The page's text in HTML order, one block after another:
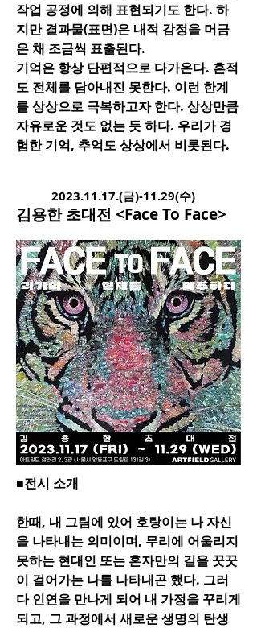
작업 공정에 의해 표현되기도 한다. 하
지만 결과물(표면)은 내적 감정을 머금
은 채 조금씩 표출된다.
기억은 항상 단편적으로 다가온다. 흔적
도 전체를 담아내진 못한다. 이런 한계
를 상상으로 극복하고자 한다. 상상만큼
자유로운 것도 없는 듯 하다. 우리가 경
험한 기억, 추억도 상상에서 비롯된다.
2023.11.17.(금)-11.29(수)
김용한 초대전 <Face To Face>
■전시 소개
한때, 내 그림에 있어 호랑이는 나 자신
을 나타내는 의미이며, 무리에 어울리지
못하는 현대인 또는 혼자만의 길을 꿋꿋
이 걸어가는 나를 나타내곤 했다. 그러
다 인연을 만나게 되어 내 가정을 꾸리게
되고, 그 과정에서 새로운 생명의 탄생